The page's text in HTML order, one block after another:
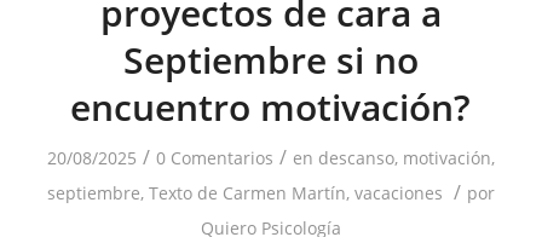
proyectos de cara a
Septiembre si no
encuentro motivación?
20/08/2025 / 0 Comentarios / en descanso, motivación,
septiembre, Texto de Carmen Martín, vacaciones / por
Quiero Psicología